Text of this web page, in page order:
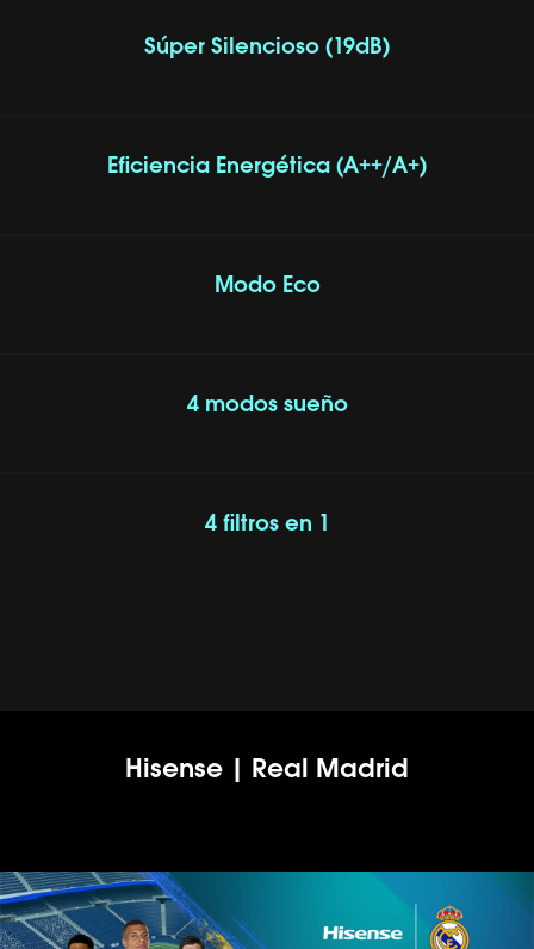
Súper Silencioso (19dB)
Eficiencia Energética (A++/A+)
Modo Eco
4 modos sueño
4 filtros en 1
Hisense | Real Madrid